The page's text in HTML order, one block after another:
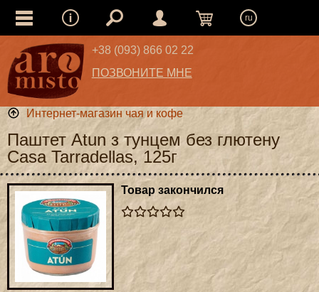
ru
+38 (093) 866 02 22
ПОЗВОНИТЕ МНЕ
Интернет-магазин чая и кофе
Паштет Atun з тунцем без глютену
Casa Tarradellas, 125г
Товар закончился